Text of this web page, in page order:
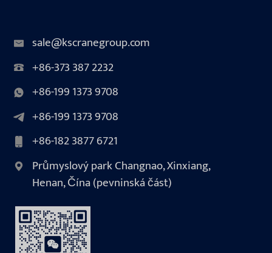
sale@kscranegroup.com
+86-373 387 2232
+86-199 1373 9708
+86-199 1373 9708
+86-182 3877 6721
Průmyslový park Changnao, Xinxiang,
Henan, Čína (pevninská část)